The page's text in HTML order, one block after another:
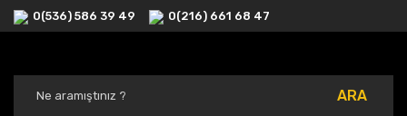
0(536) 586 39 49 0(216) 661 68 47
ARA